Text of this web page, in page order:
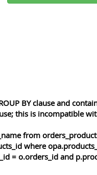
BY clause and
this is incompatible
from
where
= o.orders_id and